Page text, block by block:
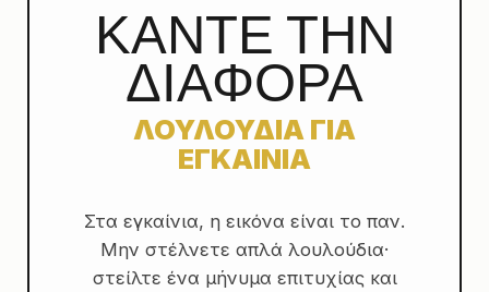
ΚΑΝΤΕ ΤΗΝ
ΔΙΑΦΟΡΑ
ΛΟΥΛΟΥΔΙΑ ΓΙΑ
ΕΓΚΑΙΝΙΑ
Στα εγκαίνια, η εικόνα είναι το παν.
Μην στέλνετε απλά λουλούδια·
στείλτε ένα μήνυμα επιτυχίας και